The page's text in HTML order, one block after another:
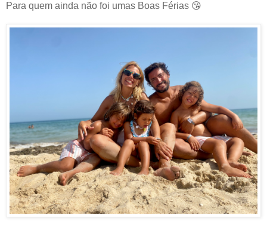
Para quem ainda não foi umas Boas Férias 😘